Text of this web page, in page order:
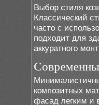
Выбор стиля
Классический
часто с
подходит для
аккуратного
композитных
фасад легким и